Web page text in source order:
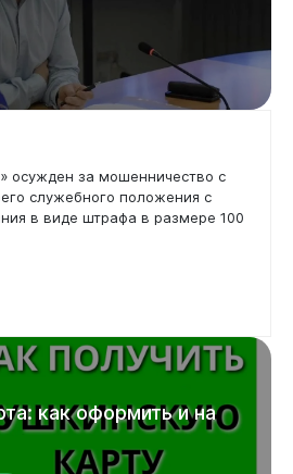
осужден за мошенничество с
служебного положения с
в виде штрафа в размере 100
какоформитьина